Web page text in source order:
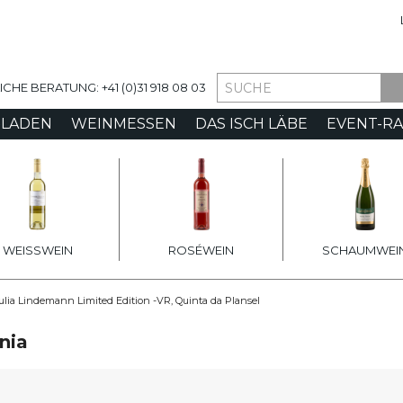
BERATUNG: +41 (0)31 918 08 03
WEINMESSEN DAS ISCH LÄBE EVENT-
WEISSWEIN ROSÉWEIN
Lindemann Limited Edition -VR, Quinta da Plansel